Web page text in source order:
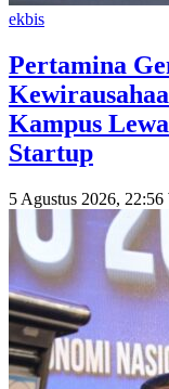
ekbis
Pertamina
Kampus
Startup
5 Agustus 2026,